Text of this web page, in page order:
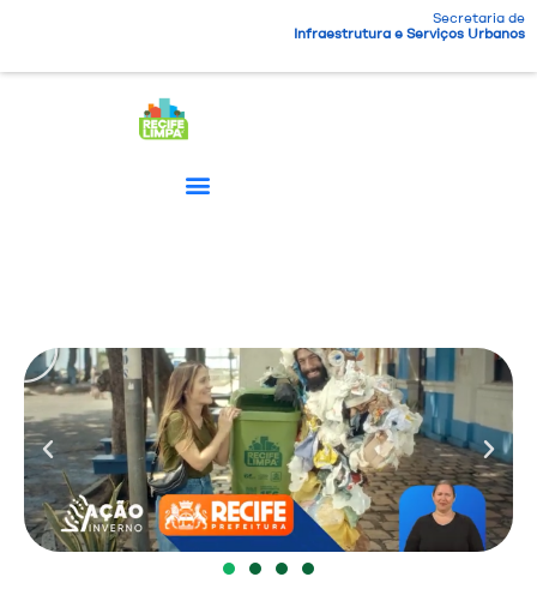
Secretaria de
Infraestrutura e Serviços Urbanos